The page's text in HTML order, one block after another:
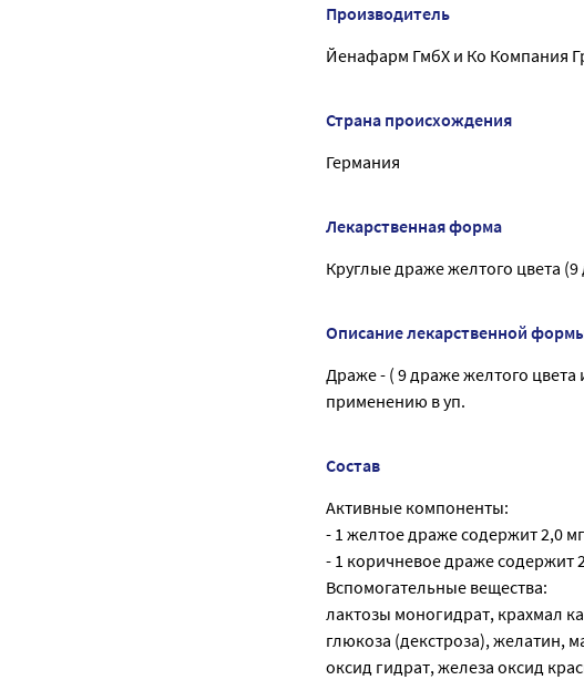
Производитель
Йенафарм ГмбХ и Ко Компания
Страна происхождения
Германия
Лекарственная форма
Круглые драже желтого цвета
Описание лекарственной
Драже - ( 9 драже желтого цвета
применению в уп.
Состав
Активные компоненты:
- 1 желтое драже содержит 2,0
- 1 коричневое драже содержит
Вспомогательные вещества:
лактозы моногидрат, крахмал
глюкоза (декстроза), желатин,
оксид гидрат, железа оксид